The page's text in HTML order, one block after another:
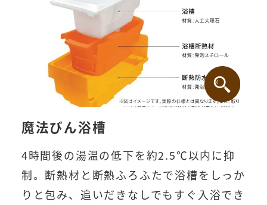
魔法びん浴槽
4時間後の湯温の低下を約2.5℃以内に抑
制。断熱材と断熱ふろふたで浴槽をしっか
りと包み、追いだきなしでもすぐ入浴でき